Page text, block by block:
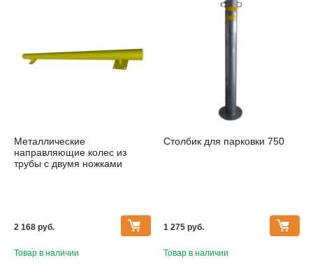
Металлические
направляющие колес из
трубы с двумя ножками
2 168 pуб.
Товар в наличии
Столбик для парковки 750
1 275 pуб.
Товар в наличии